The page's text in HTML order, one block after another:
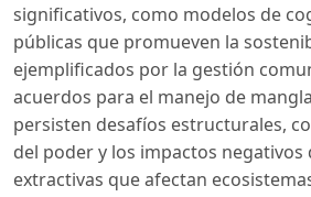
significativos, como modelos de
públicas que promueven la
ejemplificados por la gestión
acuerdos para el manejo de
persisten desafíos estructurales,
del poder y los impactos negativos
extractivas que afectan